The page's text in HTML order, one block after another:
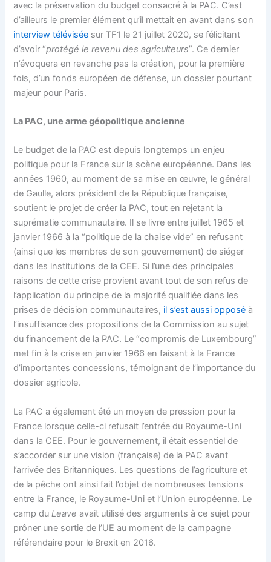
avec la préservation du budget consacré à la PAC. C’est
d’ailleurs le premier élément qu’il mettait en avant dans son
interview télévisée sur TF1 le 21 juillet 2020, se félicitant
d’avoir “protégé le revenu des agriculteurs”. Ce dernier
n’évoquera en revanche pas la création, pour la première
fois, d’un fonds européen de défense, un dossier pourtant
majeur pour Paris.
La PAC, une arme géopolitique ancienne
Le budget de la PAC est depuis longtemps un enjeu
politique pour la France sur la scène européenne. Dans les
années 1960, au moment de sa mise en œuvre, le général
de Gaulle, alors président de la République française,
soutient le projet de créer la PAC, tout en rejetant la
suprématie communautaire. Il se livre entre juillet 1965 et
janvier 1966 à la “politique de la chaise vide” en refusant
(ainsi que les membres de son gouvernement) de siéger
dans les institutions de la CEE. Si l’une des principales
raisons de cette crise provient avant tout de son refus de
l’application du principe de la majorité qualifiée dans les
prises de décision communautaires, il s’est aussi opposé à
l’insuffisance des propositions de la Commission au sujet
du financement de la PAC. Le “compromis de Luxembourg”
met fin à la crise en janvier 1966 en faisant à la France
d’importantes concessions, témoignant de l’importance du
dossier agricole.
La PAC a également été un moyen de pression pour la
France lorsque celle-ci refusait l’entrée du Royaume-Uni
dans la CEE. Pour le gouvernement, il était essentiel de
s’accorder sur une vision (française) de la PAC avant
l’arrivée des Britanniques. Les questions de l’agriculture et
de la pêche ont ainsi fait l’objet de nombreuses tensions
entre la France, le Royaume-Uni et l’Union européenne. Le
camp duLeave avait utilisé des arguments à ce sujet pour
prôner une sortie de l’UE au moment de la campagne
référendaire pour le Brexit en 2016.